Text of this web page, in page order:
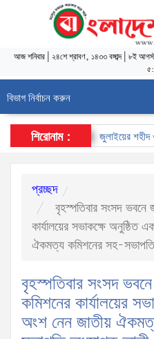
আজশনিবার ২৪শে শ্রাবণ, ১৪৩৩ বঙ্গাব্দ| ৮ই
বিভাগ নির্বাচন করুন
শিরোনাম : জুলাইয়ের শহীদ
প্রচ্ছদ
বৃহস্পতিবার সংসদ
কার্যালয়ের সভাকক্ষে অনুষ্ঠিত
ঐকমত্য কমিশনের সহ-
বৃহস্পতিবার সংসদ
কমিশনের কার্যালয়ের
অংশ নেন জাতীয়